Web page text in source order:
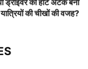
की चीखों की वजह?